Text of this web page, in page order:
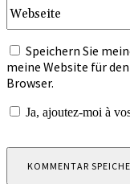
Speichern Sie
meine Website für
Browser.
Ja, ajoutez-moi à